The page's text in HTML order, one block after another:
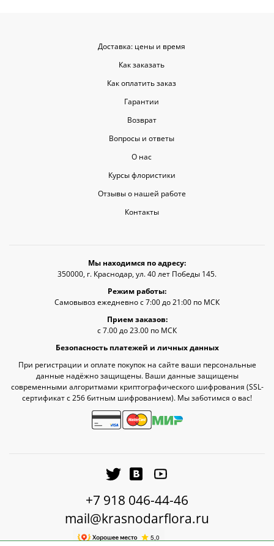
Доставка: цены и время
Как заказать
Как оплатить заказ
Гарантии
Возврат
Вопросы и ответы
О нас
Курсы флористики
Отзывы о нашей работе
Контакты
Мы находимся по адресу:
350000, г. Краснодар, ул. 40 лет Победы 145.
Режим работы:
Самовывоз ежедневно с 7:00 до 21:00 по МСК
Прием заказов:
с 7.00 до 23.00 по МСК
Безопасность платежей и личных данных
При регистрации и оплате покупок на сайте ваши персональные
данные надёжно защищены. Ваши данные защищены
современными алгоритмами криптографического шифрования (SSL-
сертификат c 256 битным шифрованием). Мы заботимся о вас!
+7 918 046-44-46
mail@krasnodarflora.ru